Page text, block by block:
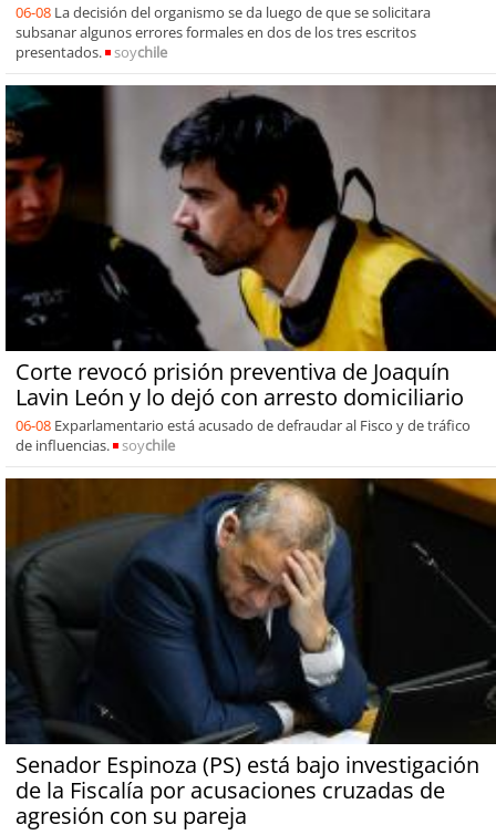
06-08 La decisión del organismo se da luego de que se solicitara
subsanar algunos errores formales en dos de los tres escritos
presentados.
soychile
Corte revocó prisión preventiva de Joaquín
Lavin León y lo dejó con arresto domiciliario
06-08 Exparlamentario está acusado de defraudar al Fisco y de tráfico
de influencias.
soychile
Senador Espinoza (PS) está bajo investigación
de la Fiscalía por acusaciones cruzadas de
agresión con su pareja